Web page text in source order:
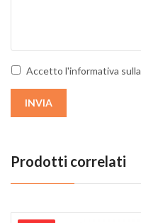
Accetto l'informativa sulla
INVIA
Prodotti correlati